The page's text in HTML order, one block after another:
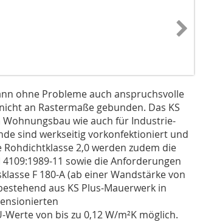
ohne Probleme auch anspruchsvolle
an Rastermaße gebunden. Das KS
wie auch für Industrie-
sind werkseitig vorkonfektioniert und
2,0 werden zudem die
11 sowie die Anforderungen
F 180-A (ab einer Wandstärke von
aus KS Plus-Mauerwerk in
von bis zu 0,12 W/m²K möglich.